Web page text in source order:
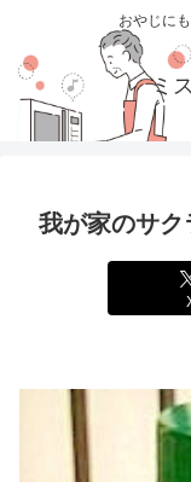
おやじに
ミ
我が家のサク